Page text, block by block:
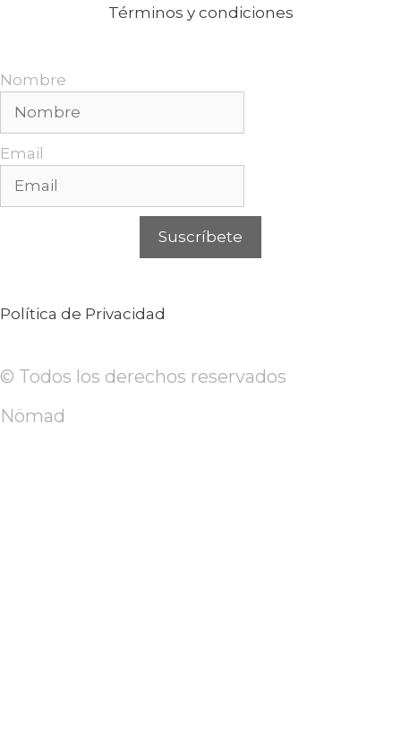
Términos y condiciones
Nombre
Email
Suscríbete
Política de Privacidad
© Todos los derechos reservados
Nömad